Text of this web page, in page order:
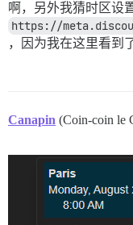
啊，另外我猜时区设
https://
，因为我在这里看到
Canapin (Coin-coin le